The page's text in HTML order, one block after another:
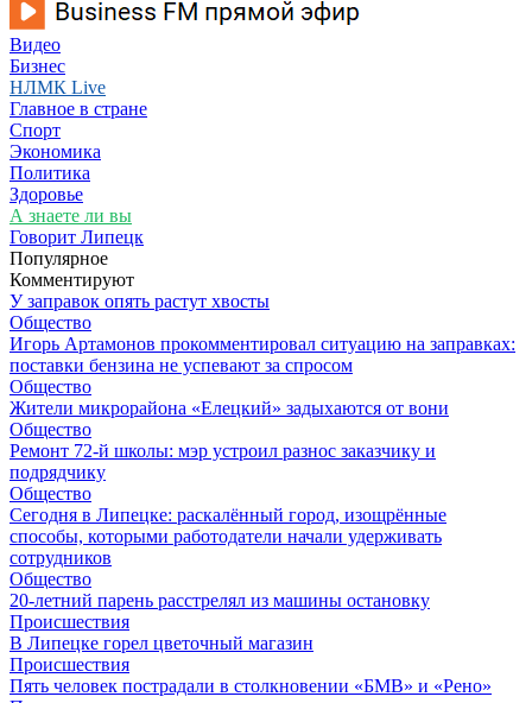
Видео
Бизнес
НЛМК Live
Главное в стране
Спорт
Экономика
Политика
Здоровье
А знаете ли вы
Говорит Липецк
Популярное
Комментируют
У заправок опять растут хвосты
Общество
Игорь Артамонов прокомментировал ситуацию на заправках:
поставки бензина не успевают за спросом
Общество
Жители микрорайона «Елецкий» задыхаются от вони
Общество
Ремонт 72‑й школы: мэр устроил разнос заказчику и
подрядчику
Общество
Сегодня в Липецке: раскалённый город, изощрённые
способы, которыми работодатели начали удерживать
сотрудников
Общество
20-летний парень расстрелял из машины остановку
Происшествия
В Липецке горел цветочный магазин
Происшествия
Пять человек пострадали в столкновении «БМВ» и «Рено»